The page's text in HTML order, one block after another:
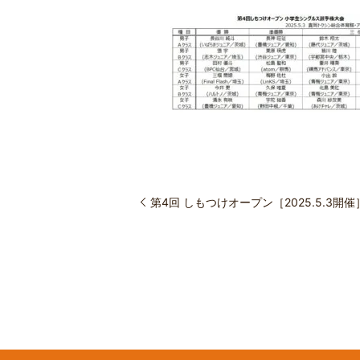
第4回 しもつけオープン［2025.5.3開催